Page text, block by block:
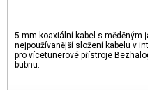
5 mm koaxiální kabel s měděným
nejpoužívanější složení kabelu v
pro vícetunerové přístroje
bubnu.